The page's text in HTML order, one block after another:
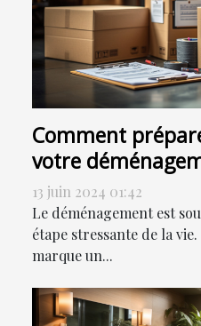
Comment
votre
transition en
13 juin 2024 01:42
Le déménagement est
étape stressante de la
marque un...